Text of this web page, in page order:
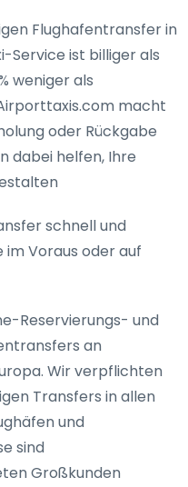
Flughafentransfer in
Service ist billiger als
weniger als
macht
oder Rückgabe
dabei helfen, Ihre
schnell und
im Voraus oder auf
Reservierungs- und
an
Wir verpflichten
Transfers in allen
und
sind
Großkunden